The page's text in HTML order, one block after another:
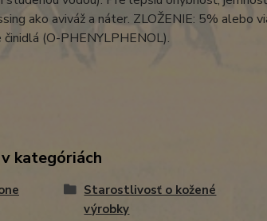
ako aviváž a náter. ZLOŽENIE: 5%
činidlá (O-PHENYLPHENOL).
kategóriách
Starostlivosť o kožené
výrobky